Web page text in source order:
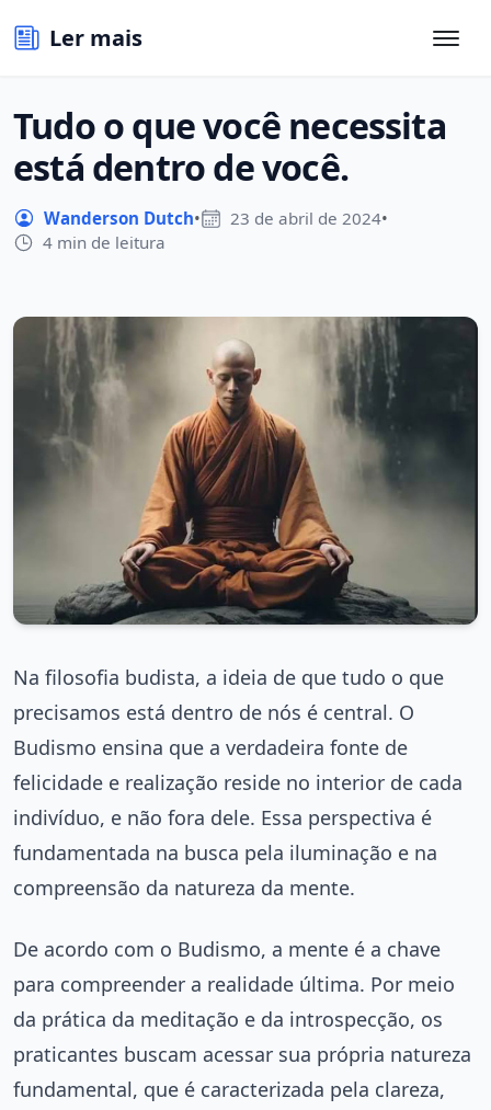
Ler mais
Tudo o que você necessita
está dentro de você.
Wanderson Dutch• 23 de abril de 2024•
4 min de leitura
Na filosofia budista, a ideia de que tudo o que
precisamos está dentro de nós é central. O
Budismo ensina que a verdadeira fonte de
felicidade e realização reside no interior de cada
indivíduo, e não fora dele. Essa perspectiva é
fundamentada na busca pela iluminação e na
compreensão da natureza da mente.
De acordo com o Budismo, a mente é a chave
para compreender a realidade última. Por meio
da prática da meditação e da introspecção, os
praticantes buscam acessar sua própria natureza
fundamental, que é caracterizada pela clareza,